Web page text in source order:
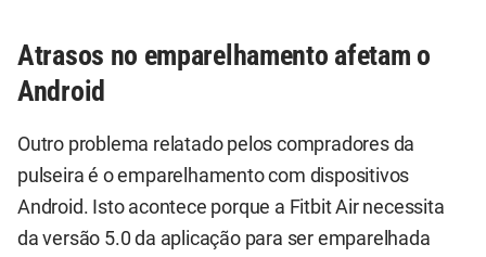
Atrasos no emparelhamento afetam o
Android
Outro problema relatado pelos compradores da
pulseira é o emparelhamento com dispositivos
Android. Isto acontece porque a Fitbit Air necessita
da versão 5.0 da aplicação para ser emparelhada